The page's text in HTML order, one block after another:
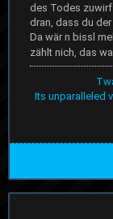
des Todes
dran, dass du
Da wär n bissl
zählt nich, das
Its unparalleled